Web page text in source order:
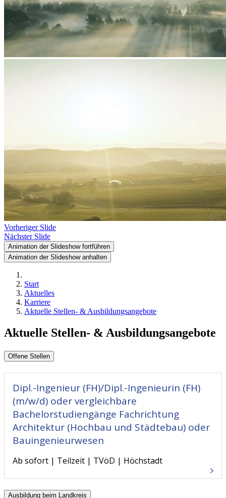
Vorheriger Slide
Nächster Slide
Animation der Slideshow fortführen
Animation der Slideshow anhalten
Start
Aktuelles
Karriere
Aktuelle Stellen- & Ausbildungsangebote
Aktuelle Stellen- & Ausbildungsangebote
Offene Stellen
Dipl.-Ingenieur (FH)/Dipl.-Ingenieurin (FH)
(m/w/d) oder vergleichbare
Bachelorstudiengänge Fachrichtung
Architektur (Hochbau und Städtebau) oder
Bauingenieurwesen
Ab sofort Teilzeit TVöD Höchstadt
Ausbildung beim Landkreis